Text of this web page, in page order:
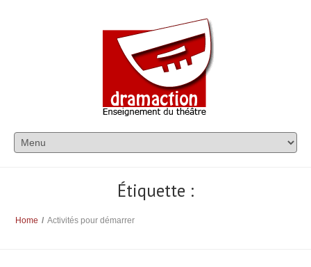
Étiquette :
Home / Activités pour démarrer